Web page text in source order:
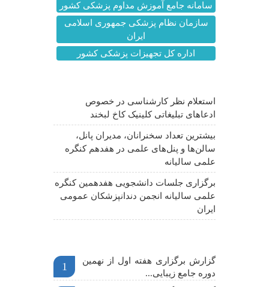
سامانه جامع آموزش مداوم پزشکی کشور
سازمان نظام پزشکی جمهوری اسلامی
ایران
اداره کل تجهیزات پزشکی کشور
استعلام نظر کارشناسی در خصوص
ادعاهای تبلیغاتی کلینیک کاخ لبخند
بیشترین تعداد سخنرانان، مدیران پانل،
سالن‌ها و پنل‌های علمی در هفدهم کنگره
علمی سالیانه
برگزاری جلسات دانشجویی هفدهمین کنگره
علمی سالیانه انجمن دندانپزشکان عمومی
ایران
1
گزارش برگزاری هفته اول از نهمین
دوره جامع زیبایی...